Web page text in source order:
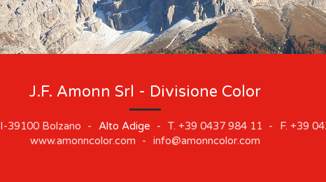
J.F. Amonn Srl - Divisione Color
I-39100 Bolzano - Alto Adige - T. +39 0437 984 11 - F. +39
www.amonncolor.com
- info@amonncolor.com